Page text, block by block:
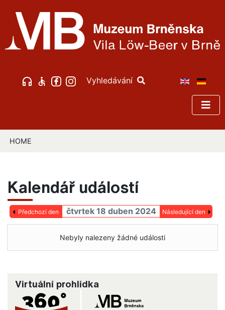
Vyhledávání
HOME
Kalendář událostí
Předchozí den čtvrtek 18 duben 2024 Následující den
Nebyly nalezeny žádné události
Virtuální prohlídka